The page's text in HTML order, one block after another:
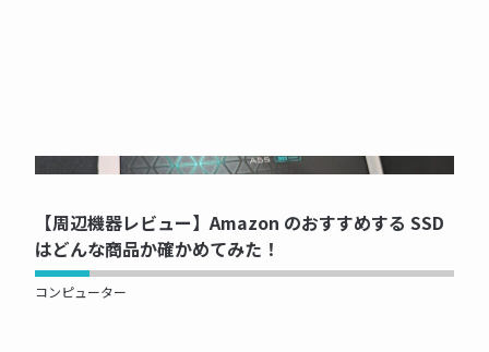
NOW PRINTING...
【周辺機器レビュー】Amazon のおすすめする SSD
はどんな商品か確かめてみた！
コンピューター